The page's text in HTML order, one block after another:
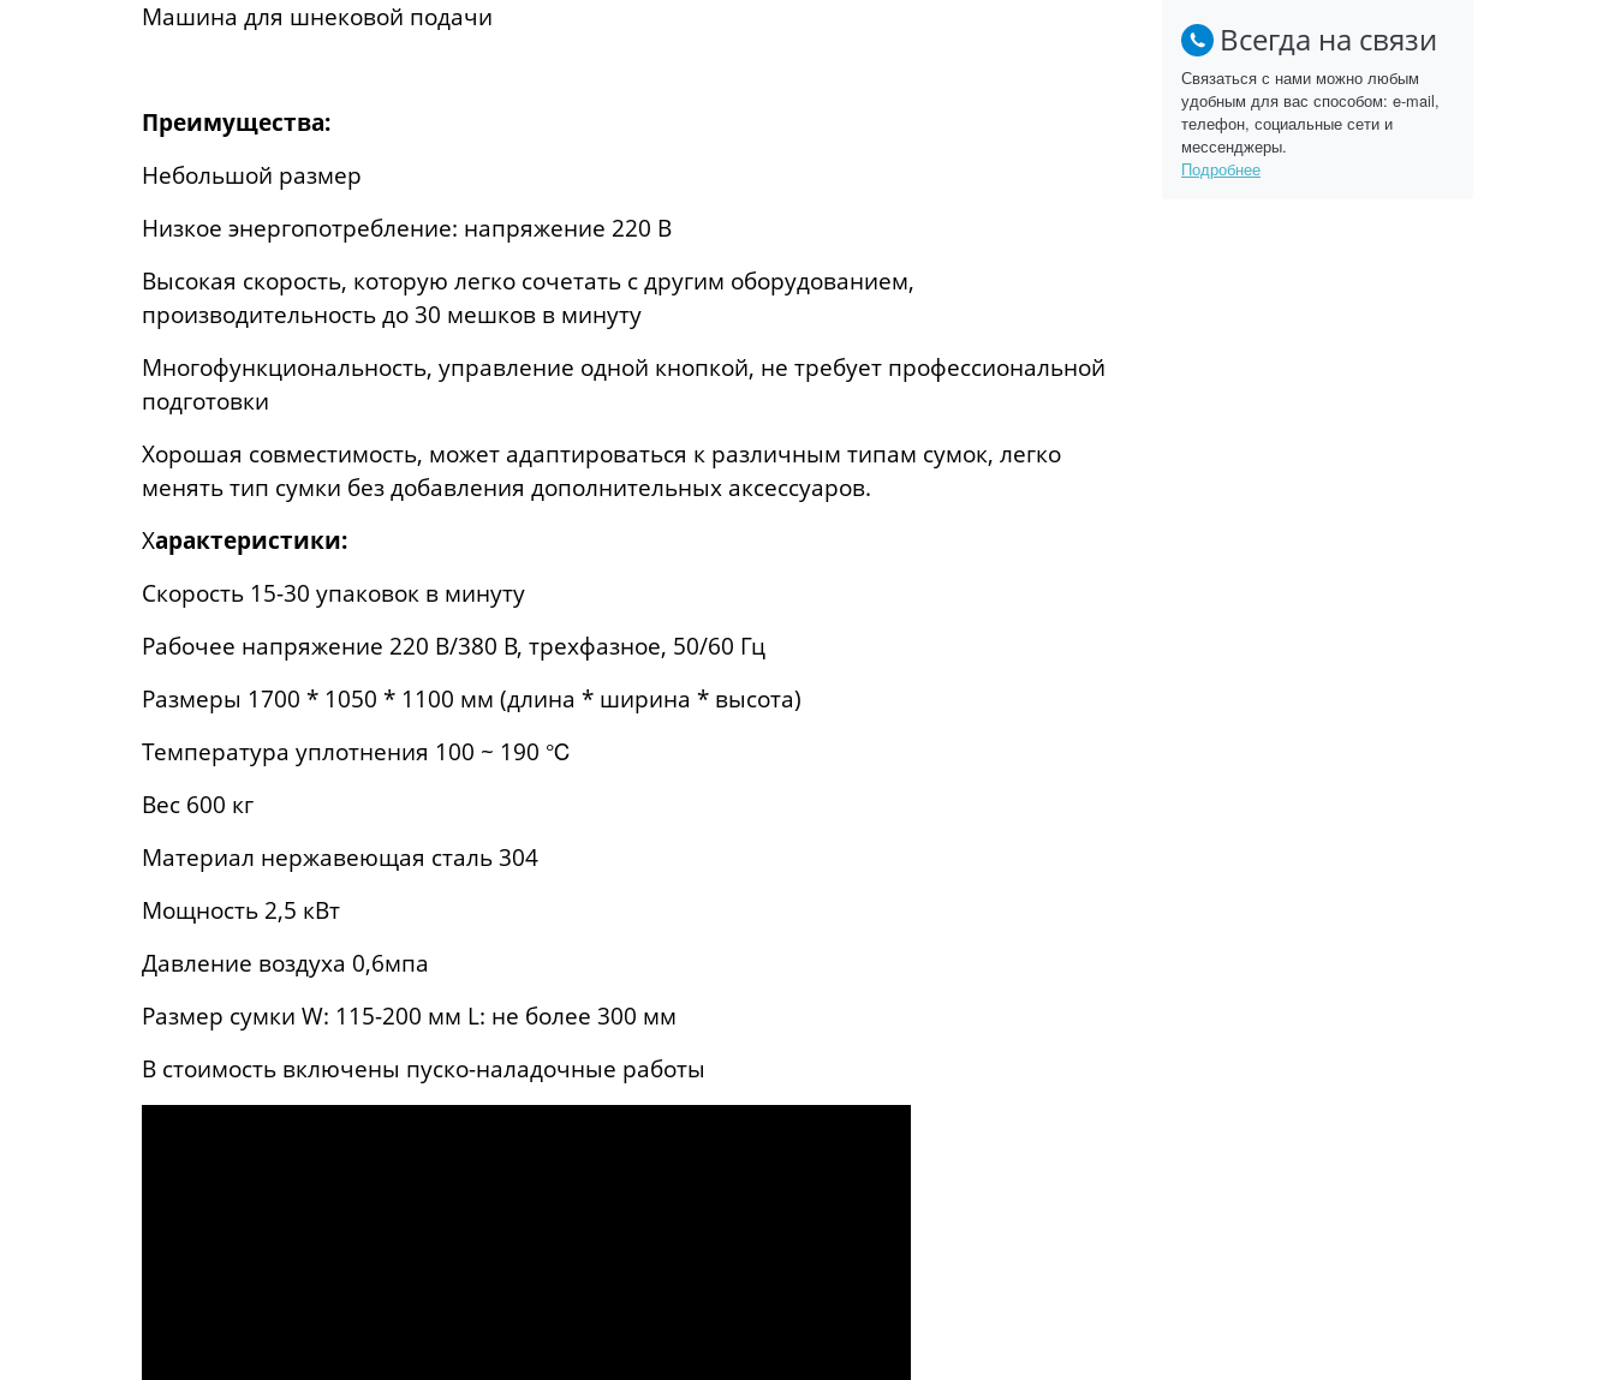
Машина для шнековой подачи
Преимущества:
Небольшой размер
Низкое энергопотребление: напряжение 220 В
Высокая скорость, которую легко сочетать с другим оборудованием,
производительность до 30 мешков в минуту
Многофункциональность, управление одной кнопкой, не требует профессиональной
подготовки
Хорошая совместимость, может адаптироваться к различным типам сумок, легко
менять тип сумки без добавления дополнительных аксессуаров.
Характеристики:
Скорость 15-30 упаковок в минуту
Рабочее напряжение 220 В/380 В, трехфазное, 50/60 Гц
Размеры 1700 * 1050 * 1100 мм (длина * ширина * высота)
Температура уплотнения 100 ~ 190 ℃
Вес 600 кг
Материал нержавеющая сталь 304
Мощность 2,5 кВт
Давление воздуха 0,6мпа
Размер сумки W: 115-200 мм L: не более 300 мм
В стоимость включены пуско-наладочные работы
Всегда на связи
Связаться с нами можно любым
удобным для вас способом: e-mail,
телефон, социальные сети и
мессенджеры.
Подробнее